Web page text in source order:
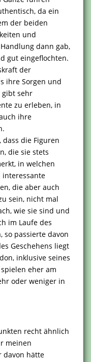
da ein
der beiden
und
dann gab,
gut eingeflochten.
der
ihre Sorgen und
gibt sehr
zu erleben, in
ihre
die Figuren
die sie stets
in welchen
interessante
die aber auch
sein, nicht mal
wie sie sind und
im Laufe des
so passierte davon
Geschehens liegt
inklusive seines
eher am
oder weniger in
recht ähnlich
meinen
davon hätte